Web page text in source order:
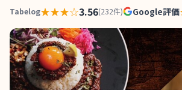
Tabelog★★★☆3.56(232件) Google評価